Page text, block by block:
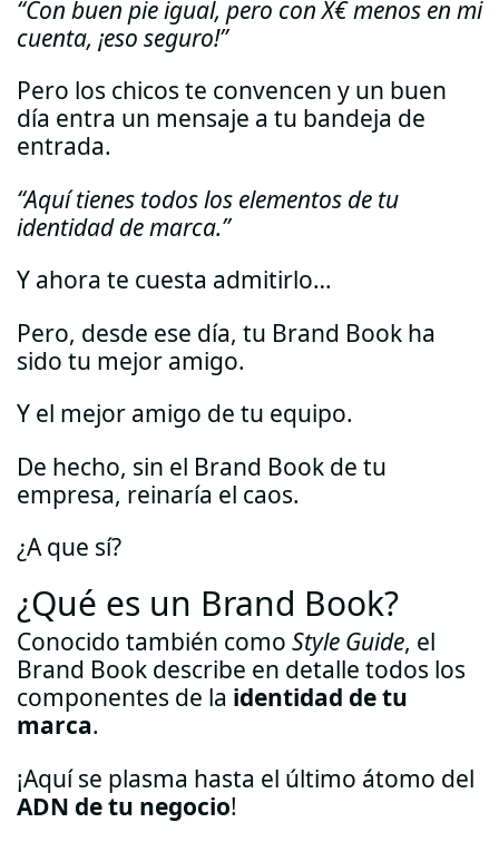
“Con buen pie igual, pero con X€ menos en mi
cuenta, ¡eso seguro!”
Pero los chicos te convencen y un buen
día entra un mensaje a tu bandeja de
entrada.
“Aquí tienes todos los elementos de tu
identidad de marca.”
Y ahora te cuesta admitirlo…
Pero, desde ese día, tu Brand Book ha
sido tu mejor amigo.
Y el mejor amigo de tu equipo.
De hecho, sin el Brand Book de tu
empresa, reinaría el caos.
¿A que sí?
¿Qué es un Brand Book?
Conocido también como Style Guide, el
Brand Book describe en detalle todos los
componentes de la identidad de tu
marca.
¡Aquí se plasma hasta el último átomo del
ADN de tu negocio!